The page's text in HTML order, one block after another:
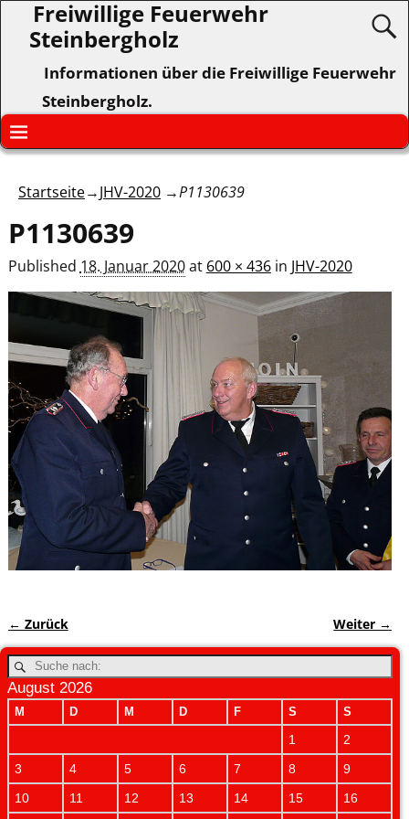
Freiwillige Feuerwehr
Steinbergholz
Informationen über die Freiwillige Feuerwehr
Steinbergholz.
Startseite→JHV-2020 →P1130639
P1130639
Published 18. Januar 2020at 600 × 436in JHV-2020
Bilder-Navigation
← Zurück Weiter →
August 2026
M D M D F S S
1
2
3
4 5 6 7 8
9
10
11 12 13 14 15 16